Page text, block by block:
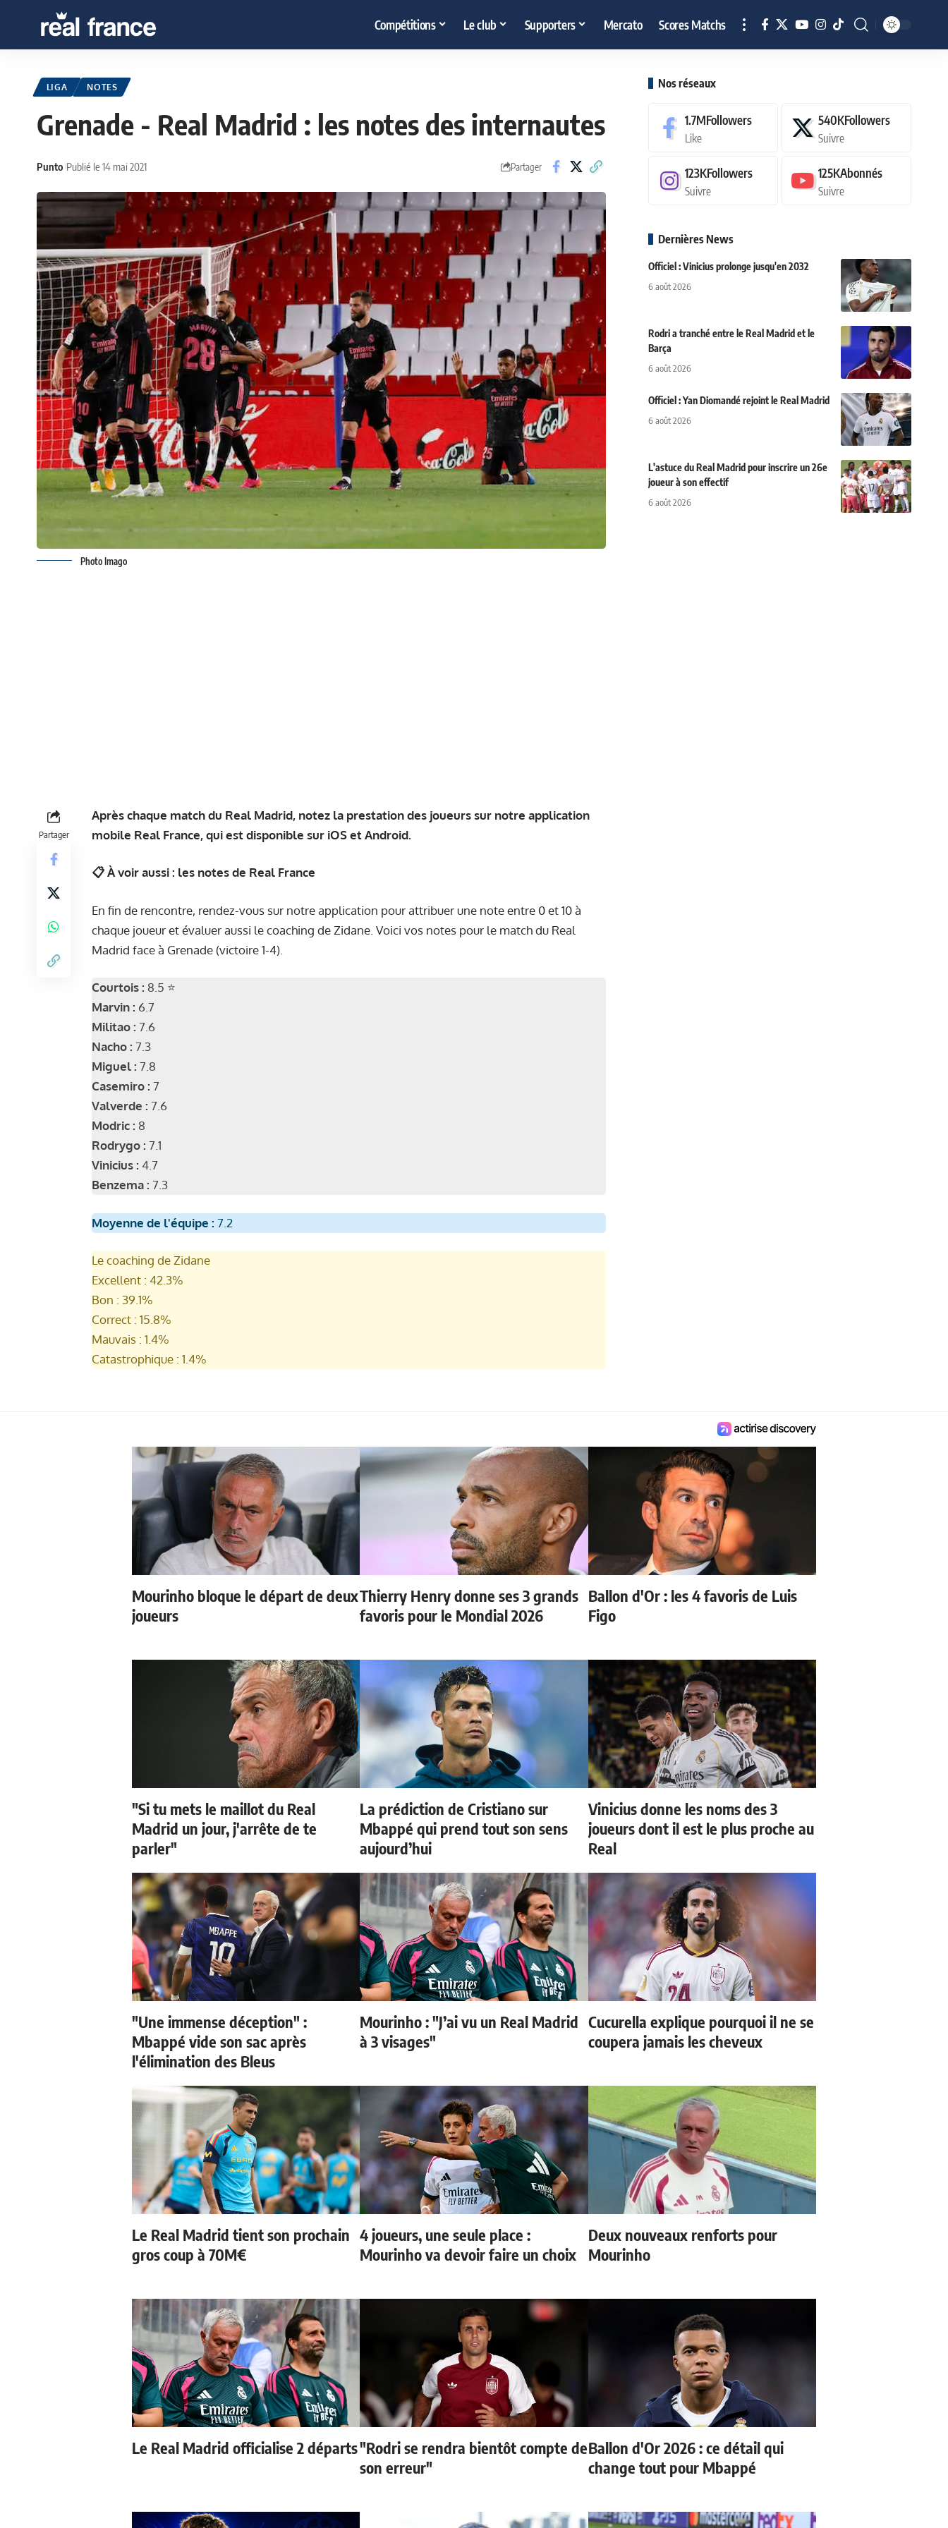
Compétitions Le club Supporters Mercato Scores Matchs
LIGA NOTES
Grenade - Real Madrid : les notes des internautes
Punto Publié le 14 mai 2021 Partager
Photo Imago
Partager
Après chaque match du Real Madrid, notez la prestation des joueurs sur notre application
mobile Real France, qui est disponible sur iOSetAndroid.
📋 À voir aussi : les notes de Real France
En fin de rencontre, rendez-vous sur notre application pour attribuer une note entre 0 et 10 à
chaque joueur et évaluer aussi le coaching de Zidane. Voici vos notes pour le match du Real
Madrid face à Grenade (victoire 1-4).
Courtois : 8.5 ⭐️
Marvin : 6.7
Militao : 7.6
Nacho : 7.3
Miguel : 7.8
Casemiro : 7
Valverde : 7.6
Modric : 8
Rodrygo : 7.1
Vinicius : 4.7
Benzema: 7.3
Moyenne de l'équipe : 7.2
Le coaching de Zidane
Excellent : 42.3%
Bon : 39.1%
Correct : 15.8%
Mauvais : 1.4%
Catastrophique : 1.4%
Nos réseaux
1.7MFollowers
Like
540KFollowers
Suivre
123KFollowers
Suivre
125KAbonnés
Suivre
Dernières News
Officiel : Vinicius prolonge jusqu'en 2032
6 août 2026
Rodri a tranché entre le Real Madrid et le
Barça
6 août 2026
Officiel : Yan Diomandé rejoint le Real Madrid
6 août 2026
L'astuce du Real Madrid pour inscrire un 26e
joueur à son effectif
6 août 2026
Mourinho bloque le départ de deux
joueurs
Thierry Henry donne ses 3 grands
favoris pour le Mondial 2026
Ballon d'Or : les 4 favoris de Luis
Figo
"Si tu mets le maillot du Real
Madrid un jour, j'arrête de te
parler"
La prédiction de Cristiano sur
Mbappé qui prend tout son sens
aujourd’hui
Vinicius donne les noms des 3
joueurs dont il est le plus proche au
Real
"Une immense déception" :
Mbappé vide son sac après
l'élimination des Bleus
Mourinho : "J’ai vu un Real Madrid
à 3 visages"
Cucurella explique pourquoi il ne se
coupera jamais les cheveux
Le Real Madrid tient son prochain
gros coup à 70M€
4 joueurs, une seule place :
Mourinho va devoir faire un choix
Deux nouveaux renforts pour
Mourinho
Le Real Madrid officialise 2 départs"Rodri se rendra bientôt compte de
son erreur"
Ballon d'Or 2026 : ce détail qui
change tout pour Mbappé